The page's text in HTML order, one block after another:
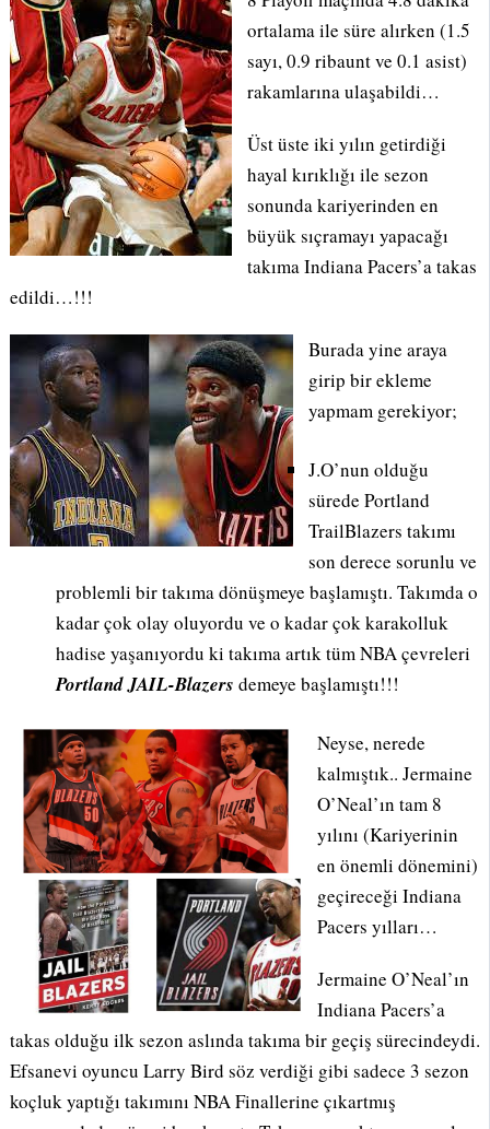
ortalama ile süre alırken (1.5
sayı, 0.9 ribaunt ve 0.1 asist)
rakamlarına ulaşabildi…
Üst üste iki yılın getirdiği
hayal kırıklığı ile sezon
sonunda kariyerinden en
büyük sıçramayı yapacağı
takıma Indiana Pacers’a takas
edildi…!!!
Burada yine araya
girip bir ekleme
yapmam gerekiyor;
J.O’nun olduğu
sürede Portland
TrailBlazers takımı
son derece sorunlu ve
problemli bir takıma dönüşmeye başlamıştı. Takımda o
kadar çok olay oluyordu ve o kadar çok karakolluk
hadise yaşanıyordu ki takıma artık tüm NBA çevreleri
Portland JAIL-Blazers demeye başlamıştı!!!
Neyse, nerede
kalmıştık.. Jermaine
O’Neal’ın tam 8
yılını (Kariyerinin
en önemli dönemini)
geçireceği Indiana
Pacers yılları…
Jermaine O’Neal’ın
Indiana Pacers’a
takas olduğu ilk sezon aslında takıma bir geçiş sürecindeydi.
Efsanevi oyuncu Larry Bird söz verdiği gibi sadece 3 sezon
koçluk yaptığı takımını NBA Finallerine çıkartmış